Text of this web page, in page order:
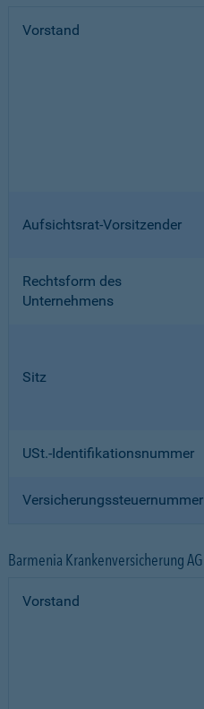
Vorstand
Aufsichtsrat-Vorsitzender
Rechtsform des
Unternehmens
Sitz
USt.-Identifikationsnummer
Versicherungssteuernummer
Barmenia Krankenversicherung AG
Vorstand